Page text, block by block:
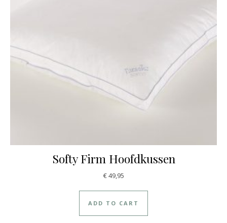
Softy Firm Hoofdkussen
€49,95
ADD TO CART